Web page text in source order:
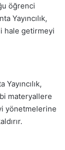
öğrenci
Yayıncılık,
hale getirmeyi
materyallere
yönetmelerine